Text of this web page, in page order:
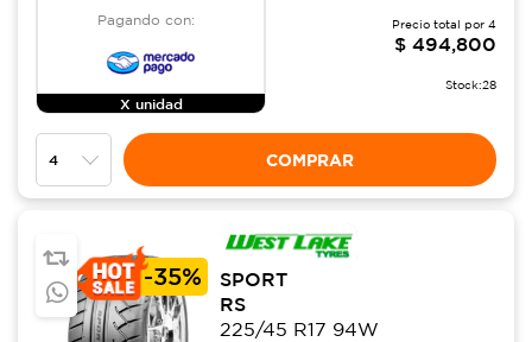
Pagando con:
X unidad
Precio total por 4
$ 494,800
Stock:28
COMPRAR
-35%
SPORT
RS
225/45 R17 94W